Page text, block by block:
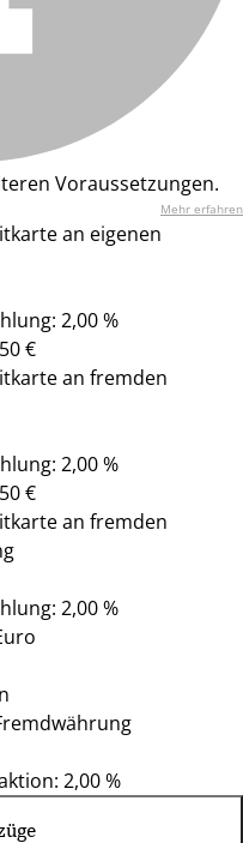
Voraussetzungen.
Mehr erfahren
an eigenen
2,00 %
€
an fremden
2,00 %
€
an fremden
2,00 %
2,00 %